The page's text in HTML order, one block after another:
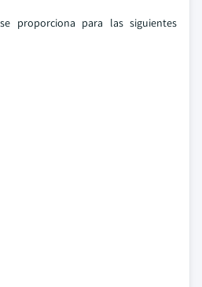
proporciona para las siguientes